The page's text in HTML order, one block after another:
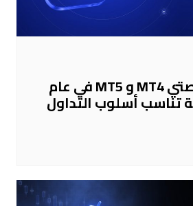
مقارنة بين منصتي MT4 و MT5 في عام
تناسب أسلوب التداول